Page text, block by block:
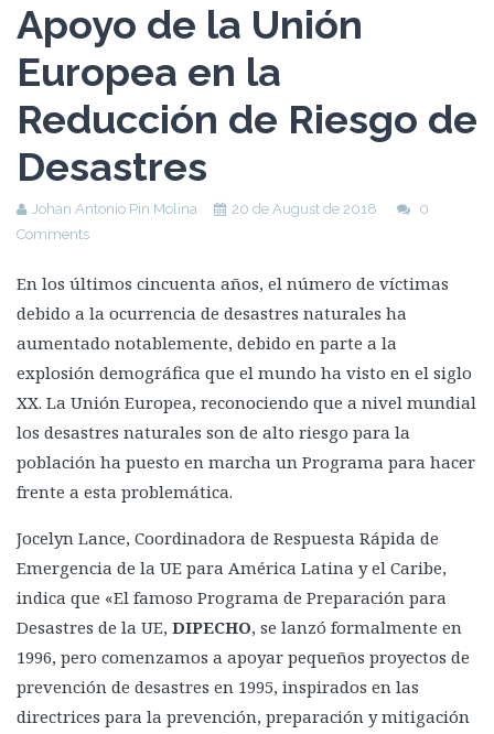
Apoyo de la Unión
Europea en la
Reducción de Riesgo de
Desastres
Johan Antonio Pin Molina 20 de August de 2018
0
Comments
En los últimos cincuenta años, el número de víctimas
debido a la ocurrencia de desastres naturales ha
aumentado notablemente, debido en parte a la
explosión demográfica que el mundo ha visto en el siglo
XX. La Unión Europea, reconociendo que a nivel mundial
los desastres naturales son de alto riesgo para la
población ha puesto en marcha un Programa para hacer
frente a esta problemática.
Jocelyn Lance, Coordinadora de Respuesta Rápida de
Emergencia de la UE para América Latina y el Caribe,
indica que «El famoso Programa de Preparación para
Desastres de la UE, DIPECHO, se lanzó formalmente en
1996, pero comenzamos a apoyar pequeños proyectos de
prevención de desastres en 1995, inspirados en las
directrices para la prevención, preparación y mitigación